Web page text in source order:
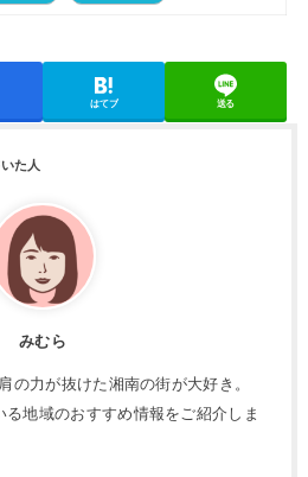
はてブ 送る
みむら
力が抜けた湘南の街が大好き。
地域のおすすめ情報をご紹介しま